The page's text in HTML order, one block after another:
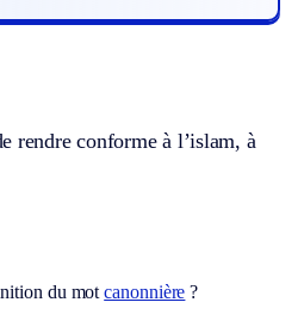
rendre conforme à l’islam, à
du motcanonnière ?